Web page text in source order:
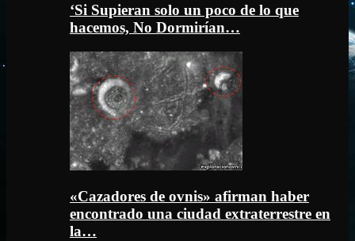
‘Si Supieran solo un poco de lo que
hacemos, No Dormirían…
«Cazadores de ovnis» afirman haber
encontrado una ciudad extraterrestre en
la…